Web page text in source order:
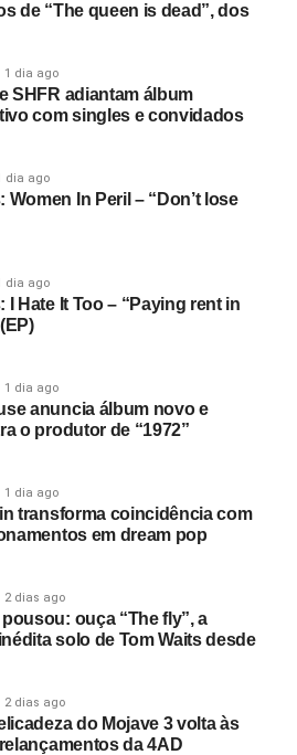
de “The queen is dead”, dos
1 dia ago
SHFR adiantam álbum
com singles e convidados
dia ago
Women In Peril – “Don’t lose
dia ago
I Hate It Too – “Paying rent in
1 dia ago
anuncia álbum novo e
o produtor de “1972”
1 dia ago
transforma coincidência com
em dream pop
2 dias ago
ouça “The fly”, a
solo de Tom Waits desde
2 dias ago
do Mojave 3 volta às
da 4AD